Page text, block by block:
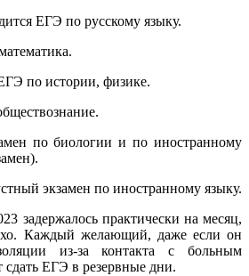
ЕГЭ по русскому языку.
по истории, физике.
по биологии и по иностранному
экзамен по иностранному языку.
задержалось практически на месяц,
Каждый желающий, даже если он
из-за контакта с больным
ЕГЭ в резервные дни.